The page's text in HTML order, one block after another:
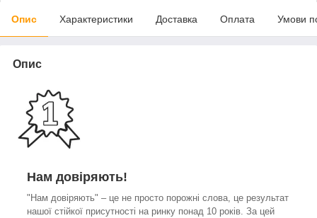
Опис Характеристики Доставка Оплата Умови
Опис
Нам довіряють!
"Нам довіряють" – це не просто порожні слова, це результат
нашої стійкої присутності на ринку понад 10 років. За цей